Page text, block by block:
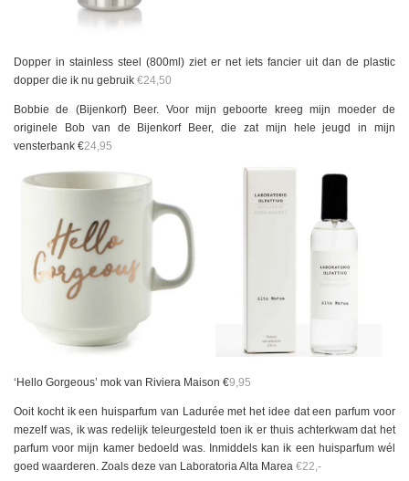
Dopper in stainless steel (800ml) ziet er net iets fancier uit dan de plastic
dopper die ik nu gebruik €24,50
Bobbie de (Bijenkorf) Beer. Voor mijn geboorte kreeg mijn moeder de
originele Bob van de Bijenkorf Beer, die zat mijn hele jeugd in mijn
vensterbank €24,95
‘Hello Gorgeous’ mok van Riviera Maison €9,95
Ooit kocht ik een huisparfum van Ladurée met het idee dat een parfum voor
mezelf was, ik was redelijk teleurgesteld toen ik er thuis achterkwam dat het
parfum voor mijn kamer bedoeld was. Inmiddels kan ik een huisparfum wél
goed waarderen. Zoals deze van Laboratoria Alta Marea €22,-